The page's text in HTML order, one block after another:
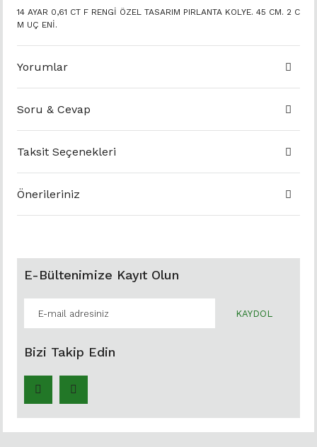
14 AYAR 0,61 CT F RENGİ ÖZEL TASARIM PIRLANTA KOLYE. 45 CM. 2 C
M UÇ ENİ.
Yorumlar
Soru & Cevap
Taksit Seçenekleri
Önerileriniz
E-Bültenimize Kayıt Olun
KAYDOL
Bizi Takip Edin